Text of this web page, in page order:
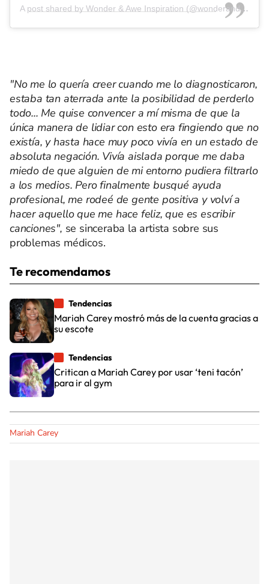
A post shared by Wonder & Awe Inspiration (@wonderandawe_weddings)
"No me lo quería creer cuando me lo diagnosticaron,
estaba tan aterrada ante la posibilidad de perderlo
todo... Me quise convencer a mí misma de que la
única manera de lidiar con esto era fingiendo que no
existía, y hasta hace muy poco vivía en un estado de
absoluta negación. Vivía aislada porque me daba
miedo de que alguien de mi entorno pudiera filtrarlo
a los medios. Pero finalmente busqué ayuda
profesional, me rodeé de gente positiva y volví a
hacer aquello que me hace feliz, que es escribir
canciones", se sinceraba la artista sobre sus
problemas médicos.
Te recomendamos
Tendencias
Mariah Carey mostró más de la cuenta gracias a
su escote
Tendencias
Critican a Mariah Carey por usar ‘teni tacón’
para ir al gym
Mariah Carey